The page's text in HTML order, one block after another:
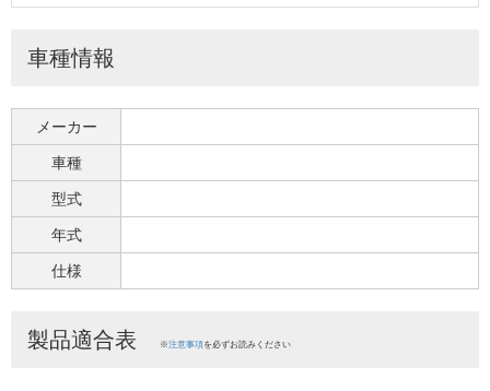
車種情報
メーカー
車種
型式
年式
仕様
製品適合表 ※注意事項を必ずお読みください